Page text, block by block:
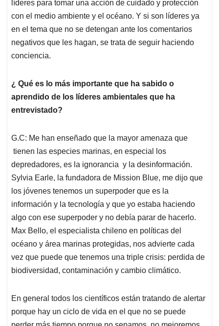
líderes para tomar una acción de cuidado y protección
con el medio ambiente y el océano. Y si son líderes ya
en el tema que no se detengan ante los comentarios
negativos que les hagan, se trata de seguir haciendo
conciencia.
¿ Qué es lo más importante que ha sabido o
aprendido de los líderes ambientales que ha
entrevistado?
G.C: Me han enseñado que la mayor amenaza que
tienen las especies marinas, en especial los
depredadores, es la ignorancia y la desinformación.
Sylvia Earle, la fundadora de Mission Blue, me dijo que
los jóvenes tenemos un superpoder que es la
información y la tecnología y que yo estaba haciendo
algo con ese superpoder y no debía parar de hacerlo.
Max Bello, el especialista chileno en políticas del
océano y área marinas protegidas, nos advierte cada
vez que puede que tenemos una triple crisis: perdida de
biodiversidad, contaminación y cambio climático.
En general todos los científicos están tratando de alertar
porque hay un ciclo de vida en el que no se puede